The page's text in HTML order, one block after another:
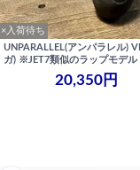
×入荷待ち
UNPARALLEL(アンパラレル)
ガ) ※JET7類似のラップモデ
20,350円